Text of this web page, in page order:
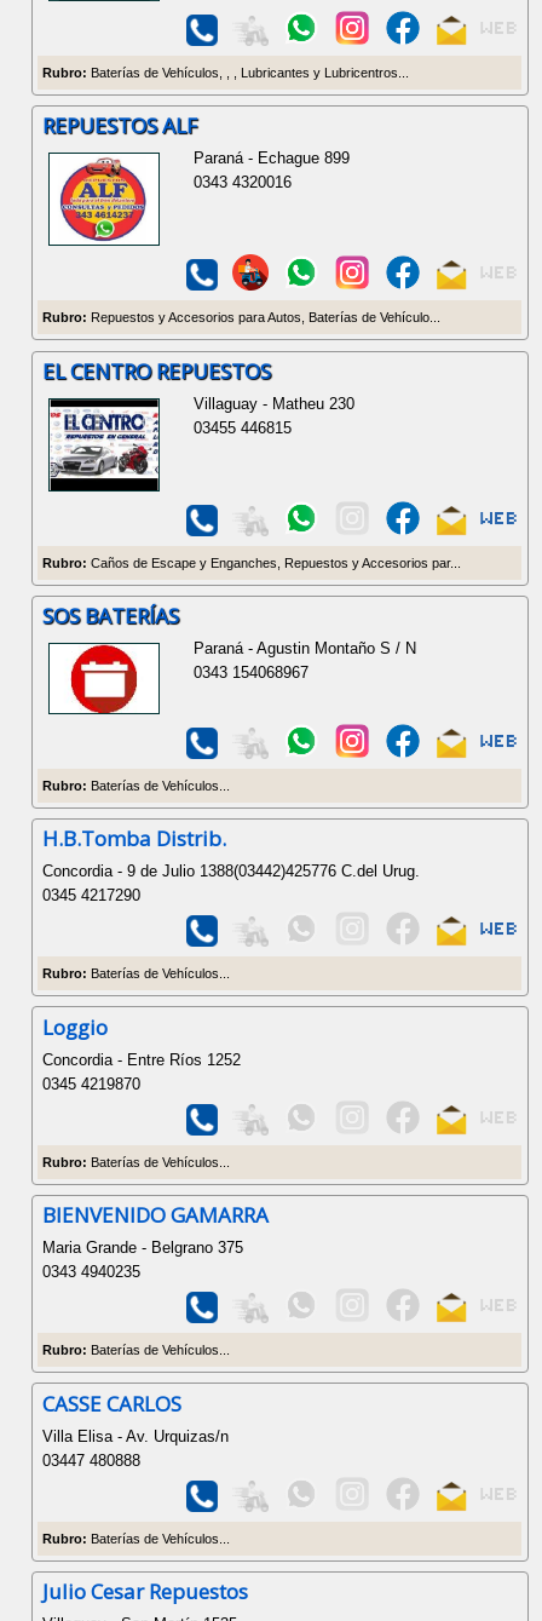
Rubro: Baterías de Vehículos, , , Lubricantes y Lubricentros...
REPUESTOS ALF
Paraná - Echague 899
0343 4320016
Rubro: Repuestos y Accesorios para Autos, Baterías de Vehículo...
EL CENTRO REPUESTOS
Villaguay - Matheu 230
03455 446815
Rubro: Caños de Escape y Enganches, Repuestos y Accesorios par...
SOS BATERÍAS
Paraná - Agustin Montaño S / N
0343 154068967
Rubro: Baterías de Vehículos...
H.B.Tomba Distrib.
Concordia - 9 de Julio 1388(03442)425776 C.del Urug.
0345 4217290
Rubro: Baterías de Vehículos...
Loggio
Concordia - Entre Ríos 1252
0345 4219870
Rubro: Baterías de Vehículos...
BIENVENIDO GAMARRA
Maria Grande - Belgrano 375
0343 4940235
Rubro: Baterías de Vehículos...
CASSE CARLOS
Villa Elisa - Av. Urquizas/n
03447 480888
Rubro: Baterías de Vehículos...
Julio Cesar Repuestos